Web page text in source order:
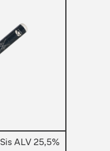
Sis ALV 25,5%